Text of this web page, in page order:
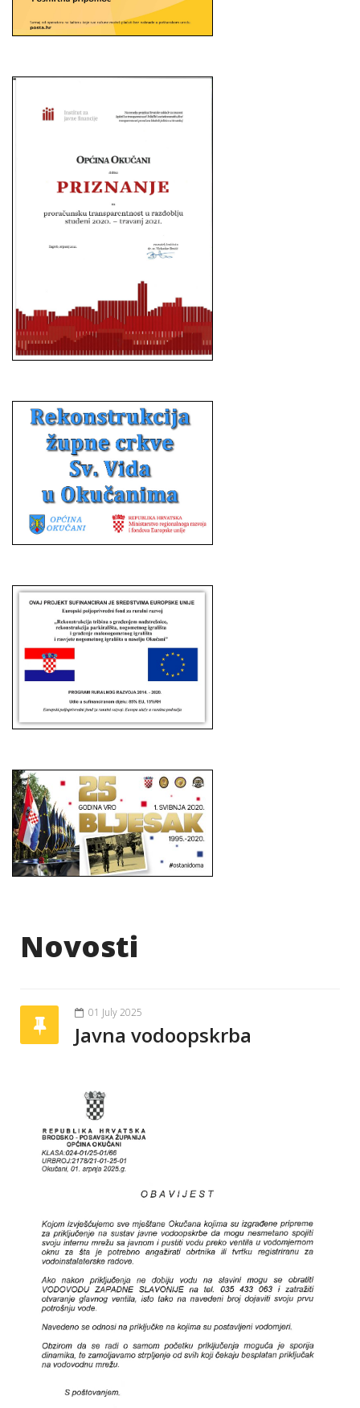
Novosti
01 July 2025
Javna vodoopskrba